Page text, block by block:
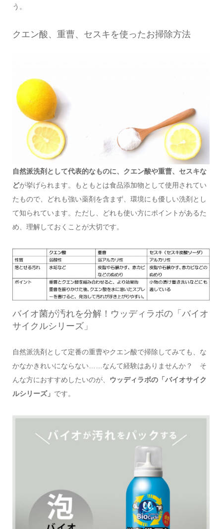
う。
クエン酸、重曹、セスキを使ったお掃除方法
自然派洗剤として代表的なものに、クエン酸や重曹、セスキな
どが挙げられます。もともとは食品添加物として使用されてい
たもので、どれも強い薬剤を含まず、環境にも優しい洗剤とし
て知られています。ただし、どれも使い方にポイントがあるた
め、理解しておくことが大切です。
バイオ菌が汚れを分解！ウッディラボの「バイオ
サイクルシリーズ」
自然派洗剤として定番の重曹やクエン酸で掃除してみても、な
かなかきれいにならない……なんて経験はありませんか？ そ
んな方におすすめしたいのが、 ウッディラボの「バイオサイク
ルシリーズ」 です。